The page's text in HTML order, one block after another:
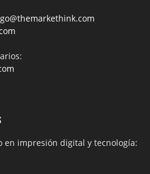
en impresión digital y tecnología: